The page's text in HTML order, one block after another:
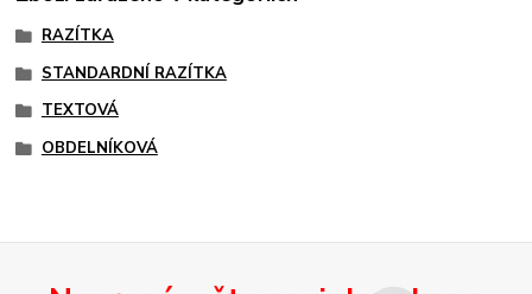
RAZÍTKA
STANDARDNÍ RAZÍTKA
TEXTOVÁ
OBDELNÍKOVÁ